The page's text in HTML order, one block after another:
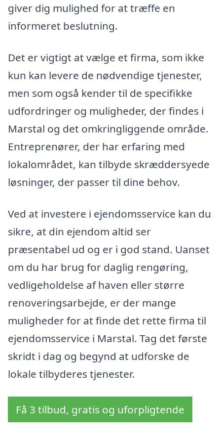
giver dig mulighed for at træffe en
informeret beslutning.
Det er vigtigt at vælge et firma, som ikke
kun kan levere de nødvendige tjenester,
men som også kender til de specifikke
udfordringer og muligheder, der findes i
Marstal og det omkringliggende område.
Entreprenører, der har erfaring med
lokalområdet, kan tilbyde skræddersyede
løsninger, der passer til dine behov.
Ved at investere i ejendomsservice kan du
sikre, at din ejendom altid ser
præsentabel ud og er i god stand. Uanset
om du har brug for daglig rengøring,
vedligeholdelse af haven eller større
renoveringsarbejde, er der mange
muligheder for at finde det rette firma til
ejendomsservice i Marstal. Tag det første
skridt i dag og begynd at udforske de
lokale tilbyderes tjenester.
Få 3 tilbud, gratis og uforpligtende